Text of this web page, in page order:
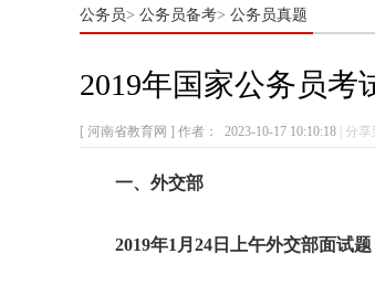
公务员> 公务员备考> 公务员真题
2019年国家公务员考
[ 河南省教育网 ] 作者： 2023-10-17 10:10:18 分享
一、外交部
2019年1月24日上午外交部面试题